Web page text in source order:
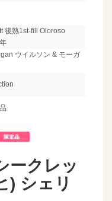
後熟1st-fill Oloroso
年
ウイルソン & モーガ
ークレッ
) シェリ